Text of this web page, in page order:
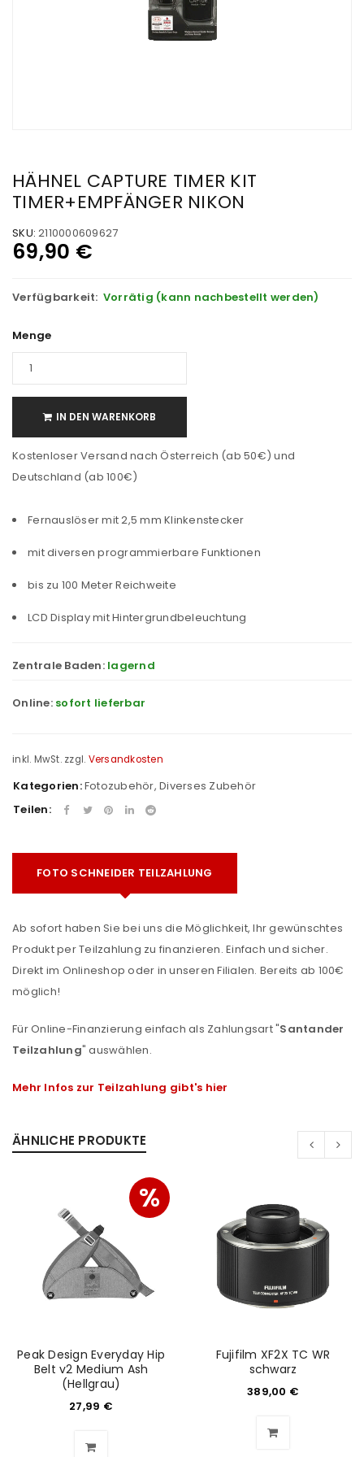
ANMELDEN
HÄHNEL CAPTURE TIMER KIT
TIMER+EMPFÄNGER NIKON
SKU: 2110000609627
69,90 €
Verfügbarkeit: Vorrätig (kann nachbestellt werden)
Menge
IN DEN WARENKORB
Kostenloser Versand nach Österreich (ab 50€) und
Deutschland (ab 100€)
Fernauslöser mit 2,5 mm Klinkenstecker
mit diversen programmierbare Funktionen
bis zu 100 Meter Reichweite
LCD Display mit Hintergrundbeleuchtung
Zentrale Baden: lagernd
Online: sofort lieferbar
inkl. MwSt. zzgl. Versandkosten
Kategorien:Fotozubehör, Diverses Zubehör
Teilen:
FOTO SCHNEIDER TEILZAHLUNG
Ab sofort haben Sie bei uns die Möglichkeit, Ihr gewünschtes
Produkt per Teilzahlung zu finanzieren. Einfach und sicher.
Direkt im Onlineshop oder in unseren Filialen. Bereits ab 100€
möglich!
Für Online-Finanzierung einfach als Zahlungsart "Santander
Teilzahlung" auswählen.
Mehr Infos zur Teilzahlung gibt's hier
ÄHNLICHE PRODUKTE
%
Peak Design Everyday Hip
Belt v2 Medium Ash
(Hellgrau)
27,99 €
Fujifilm XF2X TC WR
schwarz
389,00 €